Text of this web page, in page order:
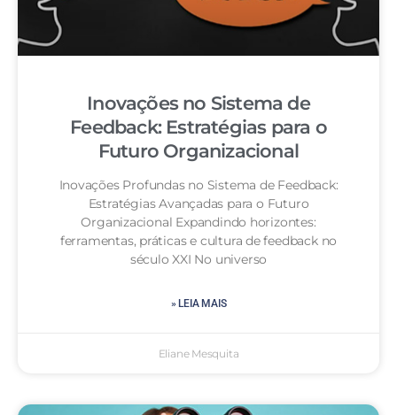
Inovações no Sistema de
Feedback: Estratégias para o
Futuro Organizacional
Inovações Profundas no Sistema de Feedback:
Estratégias Avançadas para o Futuro
Organizacional Expandindo horizontes:
ferramentas, práticas e cultura de feedback no
século XXI No universo
» LEIA MAIS
Eliane Mesquita